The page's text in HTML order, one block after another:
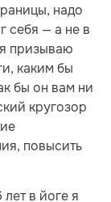
надо
себя — а не в
призываю
каким бы
бы он вам ни
кругозор
повысить
в йоге я